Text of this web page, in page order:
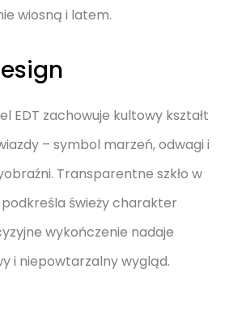
wiosną i latem.
EDT zachowuje kultowy kształt
– symbol marzeń, odwagi i
Transparentne szkło w
świeży charakter
wykończenie nadaje
i niepowtarzalny wygląd.